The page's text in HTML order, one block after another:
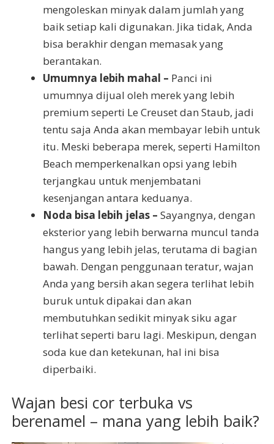
mengoleskan minyak dalam jumlah yang
baik setiap kali digunakan. Jika tidak, Anda
bisa berakhir dengan memasak yang
berantakan.
Umumnya lebih mahal – Panci ini
umumnya dijual oleh merek yang lebih
premium seperti Le Creuset dan Staub, jadi
tentu saja Anda akan membayar lebih untuk
itu. Meski beberapa merek, seperti Hamilton
Beach memperkenalkan opsi yang lebih
terjangkau untuk menjembatani
kesenjangan antara keduanya.
Noda bisa lebih jelas – Sayangnya, dengan
eksterior yang lebih berwarna muncul tanda
hangus yang lebih jelas, terutama di bagian
bawah. Dengan penggunaan teratur, wajan
Anda yang bersih akan segera terlihat lebih
buruk untuk dipakai dan akan
membutuhkan sedikit minyak siku agar
terlihat seperti baru lagi. Meskipun, dengan
soda kue dan ketekunan, hal ini bisa
diperbaiki.
Wajan besi cor terbuka vs
berenamel – mana yang lebih baik?